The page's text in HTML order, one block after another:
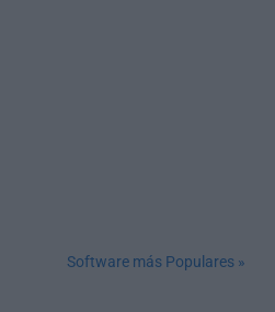
Software más Populares »